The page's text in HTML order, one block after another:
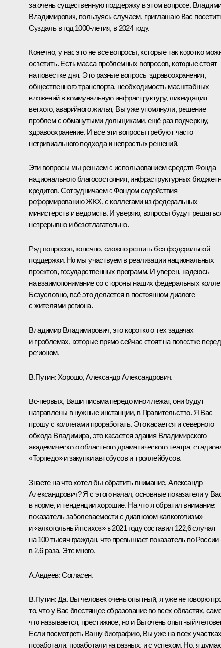
за очень существенную поддержку в этом вопросе.
Владимирович, пользуясь случаем, приглашаю Вас
Суздаль в год 1000-летия, в 2024 году.
Конечно, у нас это не все вопросы, которые так коротко
осветить. Есть масса проблемных вопросов, которые стоят
на повестке дня. Это разные вопросы здравоохранения,
общественного транспорта, необходимость масштабных
вложений в коммунальную инфраструктуру, ликвидация
ветхого, аварийного жилья, Вы уже упомянули, решение
проблем с обманутыми дольщиками, ещё раз подчеркну,
здравоохранение. И все эти вопросы требуют часто
нетривиального подхода и непростых решений.
Эти вопросы мы решаем с использованием средств Фонда
национального благосостояния, инфраструктурных
кредитов. Сотрудничаем с Фондом содействия
реформированию ЖКХ, с коллегами из федеральных
министерств и ведомств. И уверяю, вопросы будут
непрерывно и безотлагательно.
Ряд вопросов, конечно, сложно решить без федеральной
поддержки. Но мы участвуем в реализации национальных
проектов, государственных программ. И уверен, надеюсь
на взаимопонимание со стороны наших федеральных
Безусловно, всё это делается в постоянном диалоге
с жителями региона.
Владимир Владимирович, это коротко о тех задачах
и проблемах, которые прямо сейчас стоят на повестке перед
регионом.
В.Путин: Хорошо, Александр Александрович.
Во-первых, Ваши письма передо мной лежат, они будут
направлены в нужные инстанции, в Правительство. Я Вас
прошу с коллегами проработать. Это касается и северного
обхода Владимира, это касается здания Владимирского
академического областного драматического театра,
«Торпедо» и закупки автобусов и троллейбусов.
Знаете на что хотел бы обратить внимание, Александр
Александрович? Я с этого начал, основные показатели у
в норме, и тенденции хорошие. На что я обратил внимание:
показатель заболеваемости с диагнозом «алкоголизм»
и «алкогольный психоз» в 2021 году составил 122,6 случая
на 100 тысяч граждан, что превышает показатель по России
в 2,6 раза. Это много.
А.Авдеев:Согласен.
В.Путин: Да. Вы человек очень опытный, я уже не говорю
то, что у Вас блестящее образование во всех областях,
что называется, престижное, но и Вы очень опытный
Если посмотреть Вашу биографию, Вы уже на всех участках
поработали, поработали на разных, и с успехом. Но, я